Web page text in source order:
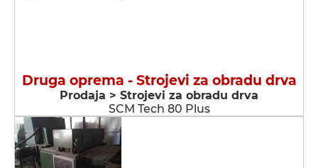
Druga oprema - Strojevi za obradu drva
Prodaja > Strojevi za obradu drva
SCM Tech 80 Plus